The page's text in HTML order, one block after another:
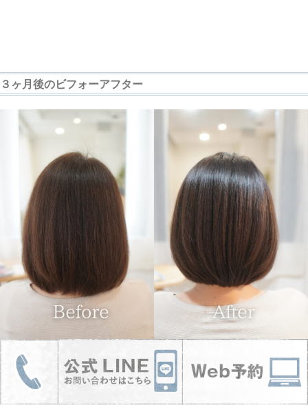
３ヶ月後のビフォーアフター
３ヶ月後に来ていただいたので